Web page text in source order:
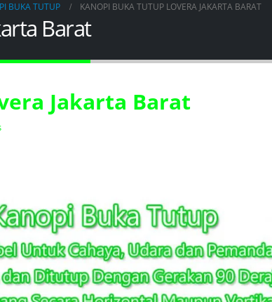
BUKA TUTUP KANOPI BUKA TUTUP LOVERA JAKARTA BARAT
Barat
Jakarta Barat